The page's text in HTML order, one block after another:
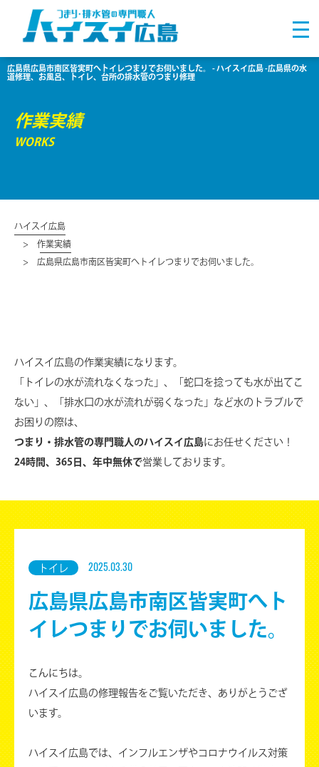
広島県広島市南区皆実町へトイレつまりでお伺いました。 - ハイスイ広島 -広島県の水
道修理、お風呂、トイレ、台所の排水管のつまり修理
作業実績
WORKS
ハイスイ広島
作業実績
広島県広島市南区皆実町へトイレつまりでお伺いました。
ハイスイ広島の作業実績になります。
「トイレの水が流れなくなった」、「蛇口を捻っても水が出てこ
ない」、
「排水口の水が流れが弱くなった」など水のトラブルで
お困りの際は、
つまり・排水管の専門職人のハイスイ広島にお任せください！
24時間、365日、年中無休で営業しております。
トイレ 2025.03.30
広島県広島市南区皆実町へト
イレつまりでお伺いました。
こんにちは。
ハイスイ広島の修理報告をご覧いただき、ありがとうござ
います。
ハイスイ広島では、インフルエンザやコロナウイルス対策